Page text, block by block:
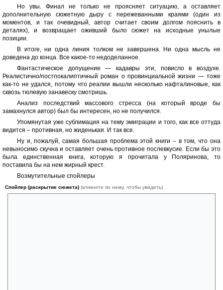
Но увы. Финал не только не проясняет ситуацию, а оставляет
дополнительную сюжетную дыру с пережеванными краями (один из
моментов, и так очевидный, автор считает своим долгом пояснить в
деталях), и возвращает оживший было сюжет на исходные унылые
позиции.
В итоге, ни одна линия толком не завершена. Ни одна мысль не
доведена до конца. Все какое-то недоделанное.
Фантастическое допущение — кадавры эти, повисло в воздухе.
Реалистично/постпокалиптичный роман о провинциальной жизни — тоже
как-то не удался, потому что реалии вышли несколько нафталиновые, как
сквозь тюлевую занавеску смотришь.
Анализ последствий массового стресса (на который вроде бы
замахнулся автор) был бы интересен, но не получился.
Упомянутая уже сублимация на тему эмиграции и того, как все оттуда
видится – противная, но жиденькая. И так все.
Ну и, пожалуй, самая большая проблема этой книги – в том, что она
невыносимо скучна и оставляет очень противное послевкусие. Если бы это
была единственная книга, которую я прочитала у Поляринова, то
поставила бы на нем жирный крест.
Возмутительные спойлеры
Спойлер (раскрытие сюжета) (кликните по нему, чтобы увидеть)